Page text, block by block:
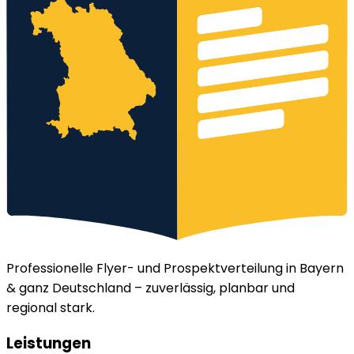
Professionelle Flyer- und Prospektverteilung in Bayern
& ganz Deutschland – zuverlässig, planbar und
regional stark.
Leistungen